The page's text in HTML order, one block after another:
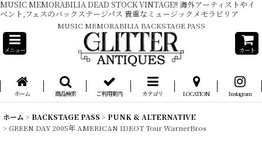
MUSIC MEMORABILIA DEAD STOCK VINTAGE!! 海外アーティストやイ
ベント,フェスのバックステージパス 貴重なミュージックメモラビリア
MUSIC MEMORABILIA BACKSTAGE PASS
メニュー カート
ホーム 商品検索 ご利用案内 カテゴリ LOCATION Instagram
ホーム > BACKSTAGE PASS > PUNK & ALTERNATIVE
> GREEN DAY 2005年 AMERICAN IDEOT Tour WarnerBros